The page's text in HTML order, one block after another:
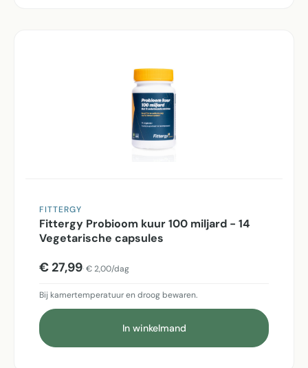
FITTERGY
Fittergy Probioom kuur 100 miljard - 14
Vegetarische capsules
€ 27,99 € 2,00/dag
Bij kamertemperatuur en droog bewaren.
In winkelmand